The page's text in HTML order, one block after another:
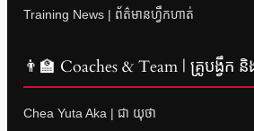
Training News | ព័ត៌មានហ្វឹកហាត់
👨‍🏫 Coaches & Team | គ្រូបង្វឹក និ
Chea Yuta Aka | ជា យុថា